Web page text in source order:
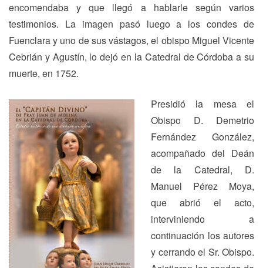
encomendaba y que llegó a hablarle según varios
testimonios. La imagen pasó luego a los condes de
Fuenclara y uno de sus vástagos, el obispo Miguel Vicente
Cebrián y Agustín, lo dejó en la Catedral de Córdoba a su
muerte, en 1752.
Presidió la mesa el
Obispo D. Demetrio
Fernández González,
acompañado del Deán
de la Catedral, D.
Manuel Pérez Moya,
que abrió el acto,
interviniendo a
continuación los autores
y cerrando el Sr. Obispo.